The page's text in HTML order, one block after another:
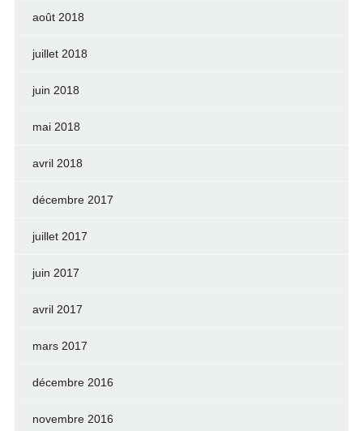
août 2018
juillet 2018
juin 2018
mai 2018
avril 2018
décembre 2017
juillet 2017
juin 2017
avril 2017
mars 2017
décembre 2016
novembre 2016